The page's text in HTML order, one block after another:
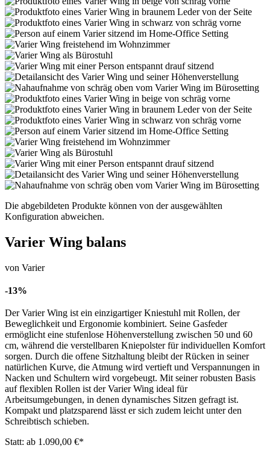
Die abgebildeten Produkte können von der ausgewählten
Konfiguration abweichen.
Varier Wing balans
von Varier
-13%
Der Varier Wing ist ein einzigartiger Kniestuhl mit Rollen, der
Beweglichkeit und Ergonomie kombiniert. Seine Gasfeder
ermöglicht eine stufenlose Höhenverstellung zwischen 50 und 60
cm, während die verstellbaren Kniepolster für individuellen Komfort
sorgen. Durch die offene Sitzhaltung bleibt der Rücken in seiner
natürlichen Kurve, die Atmung wird vertieft und Verspannungen in
Nacken und Schultern wird vorgebeugt. Mit seiner robusten Basis
auf flexiblen Rollen ist der Varier Wing ideal für
Arbeitsumgebungen, in denen dynamisches Sitzen gefragt ist.
Kompakt und platzsparend lässt er sich zudem leicht unter den
Schreibtisch schieben.
Statt: ab 1.090,00 €*